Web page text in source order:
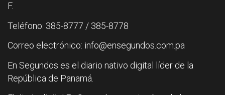
F.
Teléfono: 385-8777 / 385-8778
Correo electrónico: info@ensegundos.com.pa
En Segundos es el diario nativo digital líder de la
República de Panamá.